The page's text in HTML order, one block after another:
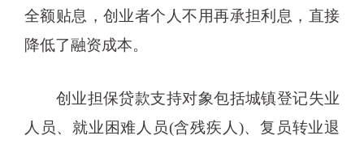
全额贴息，创业者个人不用再承担利息，直接
降低了融资成本。
创业担保贷款支持对象包括城镇登记失业
人员、就业困难人员(含残疾人)、复员转业退